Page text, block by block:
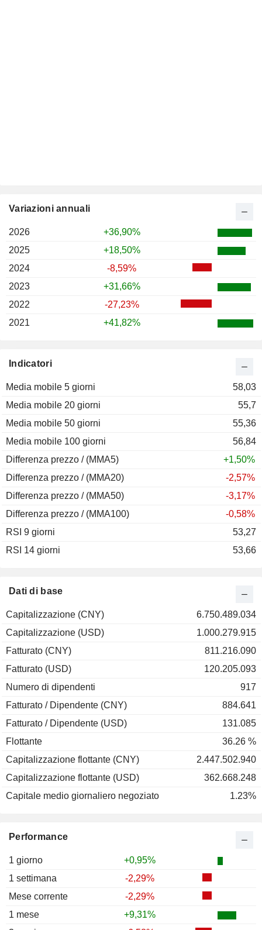
Performance
1 giorno
+0,95%
1 settimana
-2,29%
Mese corrente
-2,29%
1 mese
+9,31%
Dati di base
Capitalizzazione (CNY)
6.750.489.034
Capitalizzazione (USD)
1.000.279.915
Fatturato (CNY)
811.216.090
Fatturato (USD)
120.205.093
Numero di dipendenti
917
Fatturato / Dipendente (CNY)
884.641
Fatturato / Dipendente (USD)
131.085
Flottante
36.26 %
Capitalizzazione flottante (CNY)
2.447.502.940
Capitalizzazione flottante (USD)
362.668.248
Capitale medio giornaliero negoziato
1.23%
Indicatori
Media mobile 5 giorni
58,03
Media mobile 20 giorni
55,7
Media mobile 50 giorni
55,36
Media mobile 100 giorni
56,84
Differenza prezzo / (MMA5)
+1,50%
Differenza prezzo / (MMA20)
-2,57%
Differenza prezzo / (MMA50)
-3,17%
Differenza prezzo / (MMA100)
-0,58%
RSI 9 giorni
53,27
RSI 14 giorni
53,66
Variazioni annuali
2026
+36,90%
2025
+18,50%
2024
-8,59%
2023
+31,66%
2022
-27,23%
2021
+41,82%